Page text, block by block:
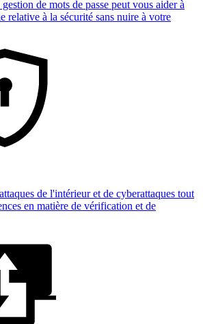
de mots de passe peut vous aider à
relative à la sécurité sans nuire à votre
de l'intérieur et de cyberattaques tout
en matière de vérification et de